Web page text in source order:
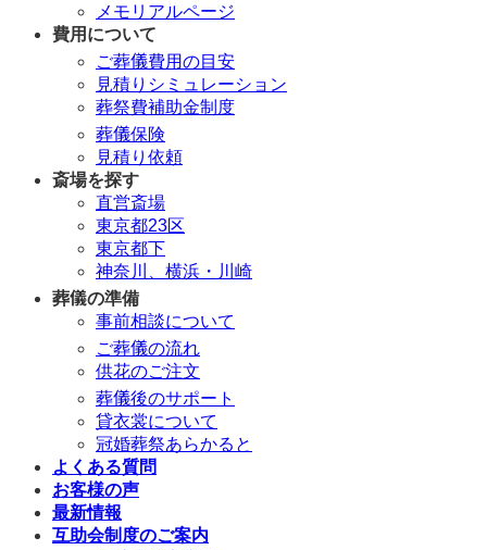
メモリアルページ
費用について
ご葬儀費用の目安
見積りシミュレーション
葬祭費補助金制度
葬儀保険
見積り依頼
斎場を探す
直営斎場
東京都23区
東京都下
神奈川、横浜・川崎
葬儀の準備
事前相談について
ご葬儀の流れ
供花のご注文
葬儀後のサポート
貸衣裳について
冠婚葬祭あらかると
よくある質問
お客様の声
最新情報
互助会制度のご案内